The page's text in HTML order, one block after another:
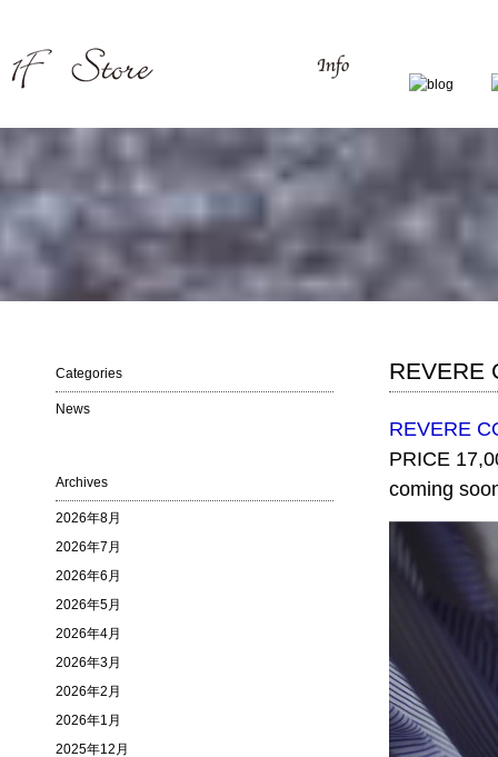
REVERE
REVERE
PRICE
coming
Categories
News
Archives
2026年8月
2026年7月
2026年6月
2026年5月
2026年4月
2026年3月
2026年2月
2026年1月
2025年12月